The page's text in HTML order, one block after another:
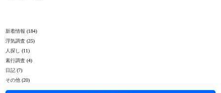
新着情報 (184)
浮気調査 (25)
人探し
(11)
素行調査 (4)
日記 (7)
その他 (20)